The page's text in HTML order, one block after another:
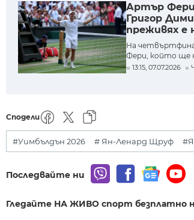
Артър Фери
Григор
преживях е
до края на
На
Фери, който ще
13:15, 07.07.2026
Сподели
#Уимбълдън 2026 # Ян-Ленард Щруф
Последвайте ни
Гледайте НА ЖИВО спорт безплатно